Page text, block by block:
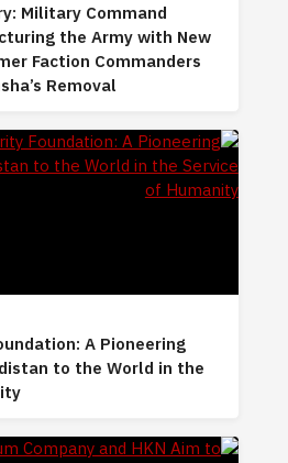
Military Command
the Army with New
Faction Commanders
Removal
A Pioneering
to the World in the